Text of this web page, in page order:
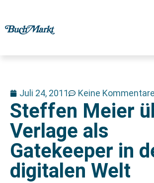
Juli 24, 2011 Keine Kommentare
Steffen Meier
Verlage als
Gatekeeper in
digitalen Welt